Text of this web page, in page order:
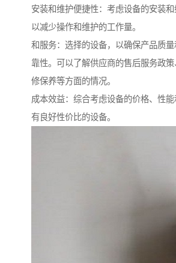
安装和维护便捷性：考虑设备的安装和
以减少操作和维护的工作量。
和服务：选择的设备，以确保产品质量
靠性。可以了解供应商的售后服务政
修保养等方面的情况。
成本效益：综合考虑设备的价格、性
有良好性价比的设备。